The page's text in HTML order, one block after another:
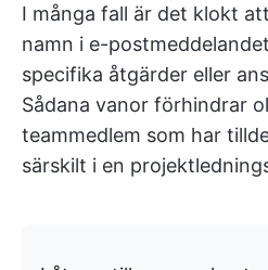
I många fall är det klokt
namn i e-
specifika åtgärder eller
Sådana vanor förhindrar
teammedlem som har
särskilt i en